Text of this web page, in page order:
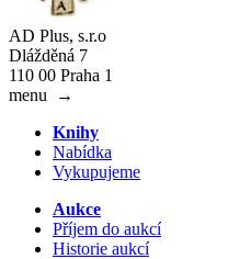
AD Plus, s.r.o
Dlážděná 7
110 00 Praha 1
menu
→
Knihy
Nabídka
Vykupujeme
Aukce
Příjem do aukcí
Historie aukcí